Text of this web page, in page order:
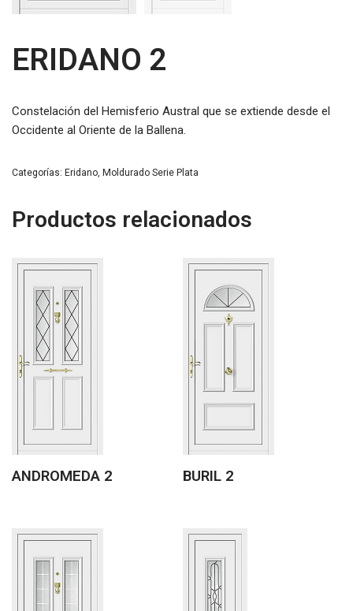
ERIDANO 2
Constelación del Hemisferio Austral que se extiende desde el
Occidente al Oriente de la Ballena.
Categorías: Eridano, Moldurado Serie Plata
Productos relacionados
ANDROMEDA 2 BURIL 2